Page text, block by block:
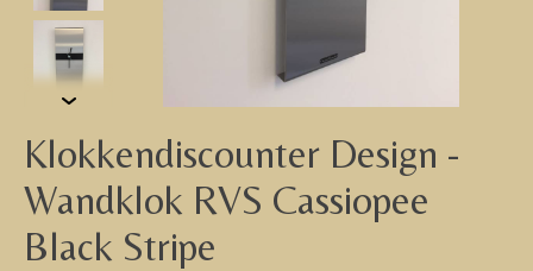
Klokkendiscounter Design -
Wandklok RVS Cassiopee
Black Stripe